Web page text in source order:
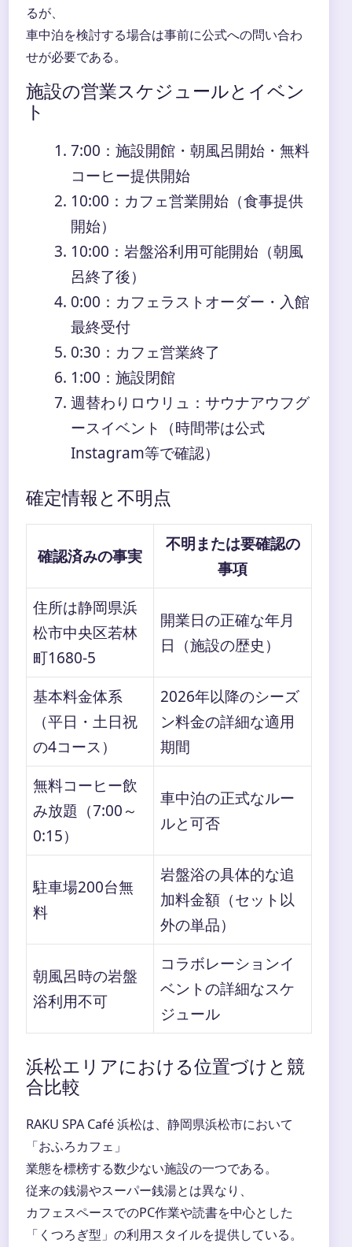
るが、
車中泊を検討する場合は事前に公式への問い合わ
せが必要である。
施設の営業スケジュールとイベン
ト
7:00 ：施設開館・朝風呂開始・無料
コーヒー提供開始
10:00 ：カフェ営業開始（食事提供
開始）
10:00 ：岩盤浴利用可能開始（朝風
呂終了後）
0:00 ：カフェラストオーダー・入館
最終受付
0:30 ：カフェ営業終了
1:00 ：施設閉館
週替わりロウリュ：サウナアウフグ
ースイベント（時間帯は公式
Instagram等で確認）
確定情報と不明点
確認済みの事実
不明または要確認の
事項
住所は静岡県浜
松市中央区若林
町1680-5
開業日の正確な年月
日（施設の歴史）
基本料金体系
（平日・土日祝
の4コース）
2026年以降のシーズ
ン料金の詳細な適用
期間
無料コーヒー飲
み放題（7:00～
0:15）
車中泊の正式なルー
ルと可否
駐車場200台無
料
岩盤浴の具体的な追
加料金額（セット以
外の単品）
朝風呂時の岩盤
浴利用不可
コラボレーションイ
ベントの詳細なスケ
ジュール
浜松エリアにおける位置づけと競
合比較
RAKU SPA Café 浜松は、静岡県浜松市において
「おふろカフェ」
業態を標榜する数少ない施設の一つである。
従来の銭湯やスーパー銭湯とは異なり、
カフェスペースでのPC作業や読書を中心とした
「くつろぎ型」の利用スタイルを提供している。